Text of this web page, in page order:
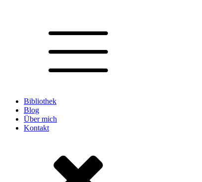
Bibliothek
Blog
Über mich
Kontakt